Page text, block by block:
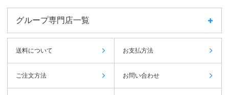
グループ専門店一覧
送料について お支払方法
ご注文方法 お問い合わせ